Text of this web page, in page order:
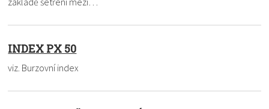
INDEX PX 50
viz. Burzovní index